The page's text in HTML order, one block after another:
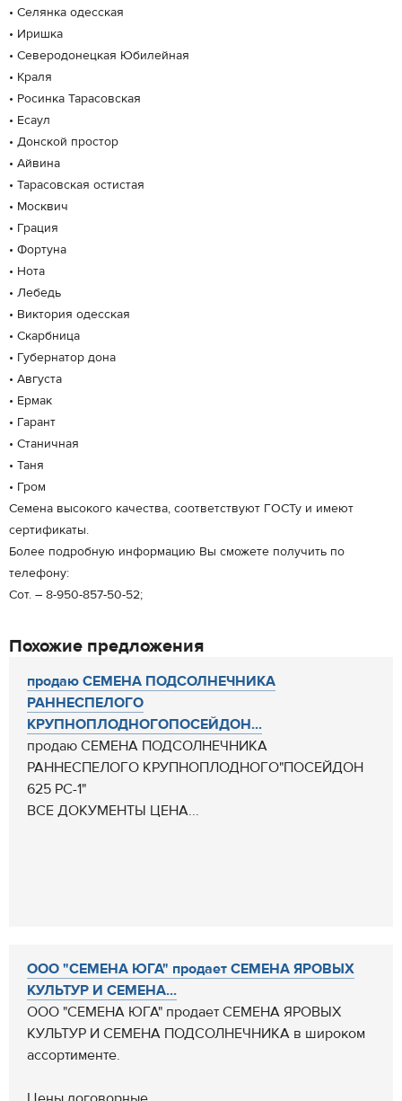
• Селянка одесская
• Иришка
• Северодонецкая Юбилейная
• Краля
• Росинка Тарасовская
• Есаул
• Донской простор
• Айвина
• Тарасовская остистая
• Москвич
• Грация
• Фортуна
• Нота
• Лебедь
• Виктория одесская
• Скарбница
• Губернатор дона
• Августа
• Ермак
• Гарант
• Станичная
• Таня
• Гром
Семена высокого качества, соответствуют ГОСТу и имеют
сертификаты.
Более подробную информацию Вы сможете получить по
телефону:
Сот. – 8-950-857-50-52;
Похожие предложения
продаю СЕМЕНА ПОДСОЛНЕЧНИКА
РАННЕСПЕЛОГО
КРУПНОПЛОДНОГОПОСЕЙДОН...
продаю СЕМЕНА ПОДСОЛНЕЧНИКА
РАННЕСПЕЛОГО КРУПНОПЛОДНОГО"ПОСЕЙДОН
625 РС-1"
ВСЕ ДОКУМЕНТЫ ЦЕНА...
ООО "СЕМЕНА ЮГА" продает СЕМЕНА ЯРОВЫХ
КУЛЬТУР И СЕМЕНА...
ООО "СЕМЕНА ЮГА" продает СЕМЕНА ЯРОВЫХ
КУЛЬТУР И СЕМЕНА ПОДСОЛНЕЧНИКА в широком
ассортименте.